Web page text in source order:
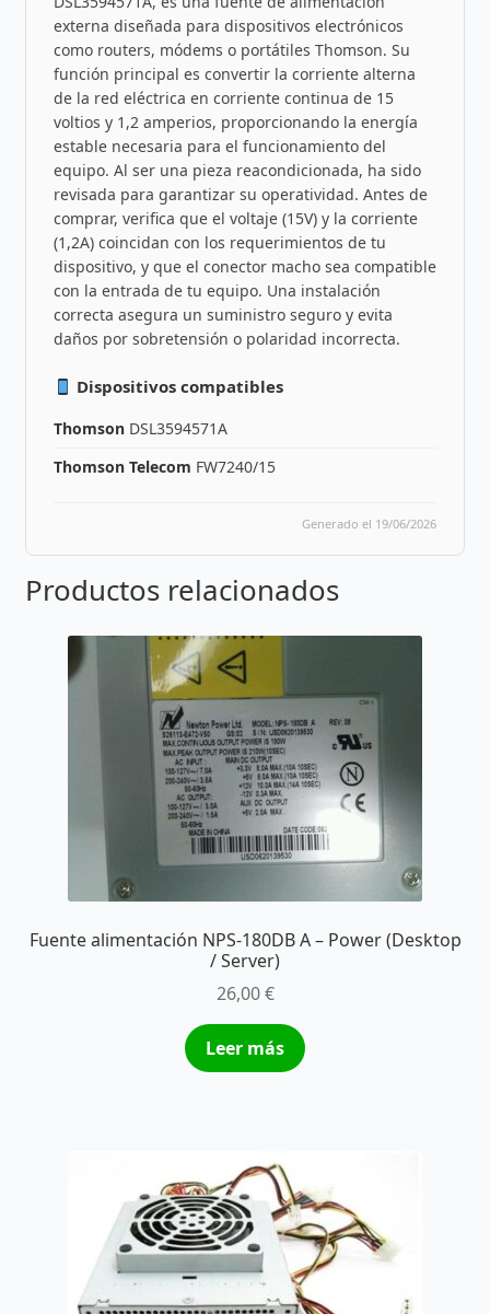
externa diseñada para dispositivos electrónicos
como routers, módems o portátiles Thomson. Su
función principal es convertir la corriente alterna
de la red eléctrica en corriente continua de 15
voltios y 1,2 amperios, proporcionando la energía
estable necesaria para el funcionamiento del
equipo. Al ser una pieza reacondicionada, ha sido
revisada para garantizar su operatividad. Antes de
comprar, verifica que el voltaje (15V) y la corriente
(1,2A) coincidan con los requerimientos de tu
dispositivo, y que el conector macho sea compatible
con la entrada de tu equipo. Una instalación
correcta asegura un suministro seguro y evita
daños por sobretensión o polaridad incorrecta.
Dispositivos compatibles
Thomson DSL3594571A
Thomson Telecom FW7240/15
Generado el 19/06/2026
Productos relacionados
Fuente alimentación NPS-180DB A – Power (Desktop
/ Server)
26,00€
Leer más